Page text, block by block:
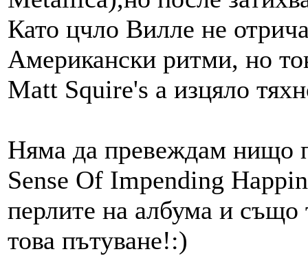
Като цчло Вилле не
Американски ритми, но
Matt Squire's а изцяло
Няма да превеждам нищо
Sense Of Impending
перлите на албума и също
това пътуване!:)